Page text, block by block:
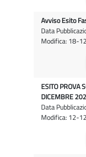
Avviso Esito
Data
Modifica: 18-
ESITO PROVA
DICEMBRE
Data
Modifica: 12-